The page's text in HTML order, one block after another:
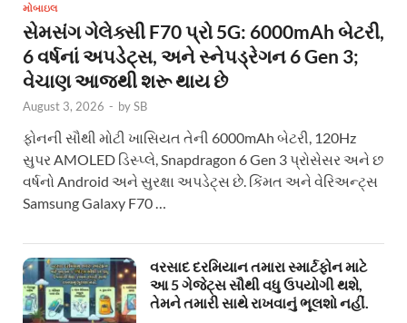
મોબાઇલ
સેમસંગ ગેલેક્સી F70 પ્રો 5G: 6000mAh બેટરી,
6 વર્ષનાં અપડેટ્સ, અને સ્નેપડ્રેગન 6 Gen 3;
વેચાણ આજથી શરૂ થાય છે
August 3, 2026 - bySB
ફોનની સૌથી મોટી ખાસિયત તેની 6000mAh બેટરી, 120Hz
સુપર AMOLED ડિસ્પ્લે, Snapdragon 6 Gen 3 પ્રોસેસર અને છ
વર્ષનો Android અને સુરક્ષા અપડેટ્સ છે. કિંમત અને વેરિઅન્ટ્સ
Samsung Galaxy F70 …
વરસાદ દરમિયાન તમારા સ્માર્ટફોન માટે
આ 5 ગેજેટ્સ સૌથી વધુ ઉપયોગી થશે,
તેમને તમારી સાથે રાખવાનું ભૂલશો નહીં.